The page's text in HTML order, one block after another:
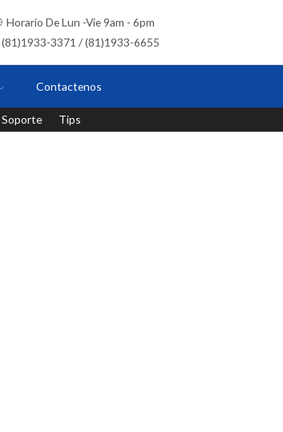
Horario De Lun -Vie 9am - 6pm
(81)1933-3371 / (81)1933-6655
Contactenos
Soporte Tips